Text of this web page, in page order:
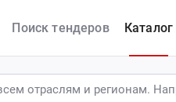
Поиск тендеров Каталог